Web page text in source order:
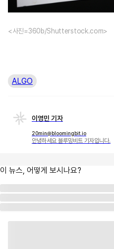
<사진=360b/Shutterstock.com>
ALGO
이영민 기자
20min@bloomingbit.io
안녕하세요 블루밍비트 기자입니다.
이 뉴스, 어떻게 보시나요?